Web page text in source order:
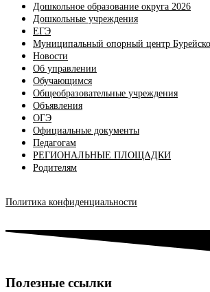
Дошкольное образование округа 2026
Дошкольные учреждения
ЕГЭ
Муниципальный опорный центр
Новости
Об управлении
Обучающимся
Общеобразовательные учреждения
Объявления
ОГЭ
Официальные документы
Педагогам
РЕГИОНАЛЬНЫЕ ПЛОЩАДКИ
Родителям
Политика конфиденциальности
Полезные ссылки